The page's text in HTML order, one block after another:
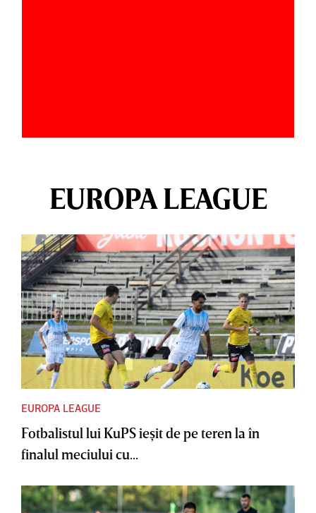
EUROPA LEAGUE
EUROPA LEAGUE
Fotbalistul lui KuPS ieşit de pe teren la în
finalul meciului cu...